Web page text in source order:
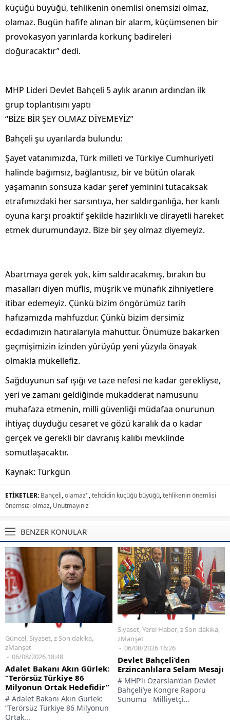
küçüğü büyüğü, tehlikenin önemlisi önemsizi olmaz,
olamaz. Bugün hafife alınan bir alarm, küçümsenen bir
provokasyon yarınlarda korkunç badireleri
doğuracaktır” dedi.
MHP Lideri Devlet Bahçeli 5 aylık aranın ardından ilk
grup toplantısını yaptı
“BİZE BİR ŞEY OLMAZ DİYEMEYİZ”
Bahçeli şu uyarılarda bulundu:
Şayet vatanımızda, Türk milleti ve Türkiye Cumhuriyeti
halinde bağımsız, bağlantısız, bir ve bütün olarak
yaşamanın sonsuza kadar şeref yeminini tutacaksak
etrafımızdaki her sarsıntıya, her saldırganlığa, her kanlı
oyuna karşı proaktif şekilde hazırlıklı ve dirayetli hareket
etmek durumundayız. Bize bir şey olmaz diyemeyiz.
Abartmaya gerek yok, kim saldıracakmış, bırakın bu
masalları diyen müflis, müşrik ve münafık zihniyetlere
itibar edemeyiz. Çünkü bizim öngörümüz tarih
hafızamızda mahfuzdur. Çünkü bizim dersimiz
ecdadımızın hatıralarıyla mahuttur. Önümüze bakarken
geçmişimizin izinden yürüyüp yeni yüzyıla önayak
olmakla mükellefiz.
Sağduyunun saf ışığı ve taze nefesi ne kadar gerekliyse,
yeri ve zamanı geldiğinde mukadderat namusunu
muhafaza etmenin, milli güvenliği müdafaa onurunun
ihtiyaç duyduğu cesaret ve gözü karalık da o kadar
gerçek ve gerekli bir davranış kalıbı mevkiinde
somutlaşacaktır.
Kaynak: Türkgün
ETİKETLER: Bahçeli,olamaz'',tehdidin küçüğü büyüğü,tehlikenin önemlisi
önemsizi olmaz, Unutmayınız
BENZER KONULAR
Güncel, Siyaset,z Son dakika,
zManşet
06/08/2026 18:48
Adalet Bakanı Akın Gürlek:
“Terörsüz Türkiye 86
Milyonun Ortak Hedefidir”
# Adalet Bakanı Akın Gürlek:
“Terörsüz Türkiye 86 Milyonun
Ortak...
Siyaset,Yerel Haber,z Son dakika,
zManşet
06/08/2026 16:26
Devlet Bahçeli’den
Erzincanlılara Selam Mesajı
# MHP’li Özarslan’dan Devlet
Bahçeli’ye Kongre Raporu
Sunumu Milliyetçi...